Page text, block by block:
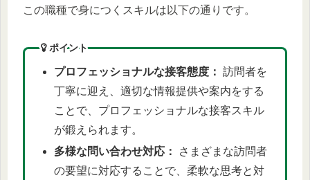
この職種で身につくスキルは以下の通りです。
ポイント
プロフェッショナルな接客態度： 訪問者を
丁寧に迎え、適切な情報提供や案内をする
ことで、プロフェッショナルな接客スキル
が鍛えられます。
多様な問い合わせ対応：
さまざまな訪問者
の要望に対応することで、柔軟な思考と対